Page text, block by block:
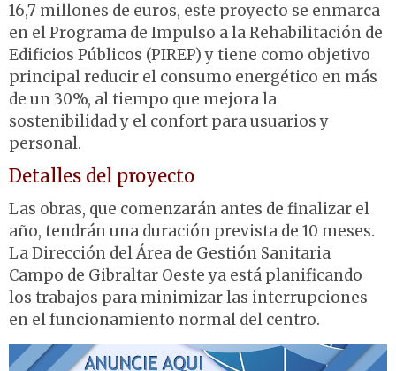
16,7 millones de euros, este proyecto se enmarca
en el Programa de Impulso a la Rehabilitación de
Edificios Públicos (PIREP) y tiene como objetivo
principal reducir el consumo energético en más
de un 30%, al tiempo que mejora la
sostenibilidad y el confort para usuarios y
personal.
Detalles del proyecto
Las obras, que comenzarán antes de finalizar el
año, tendrán una duración prevista de 10 meses.
La Dirección del Área de Gestión Sanitaria
Campo de Gibraltar Oeste ya está planificando
los trabajos para minimizar las interrupciones
en el funcionamiento normal del centro.